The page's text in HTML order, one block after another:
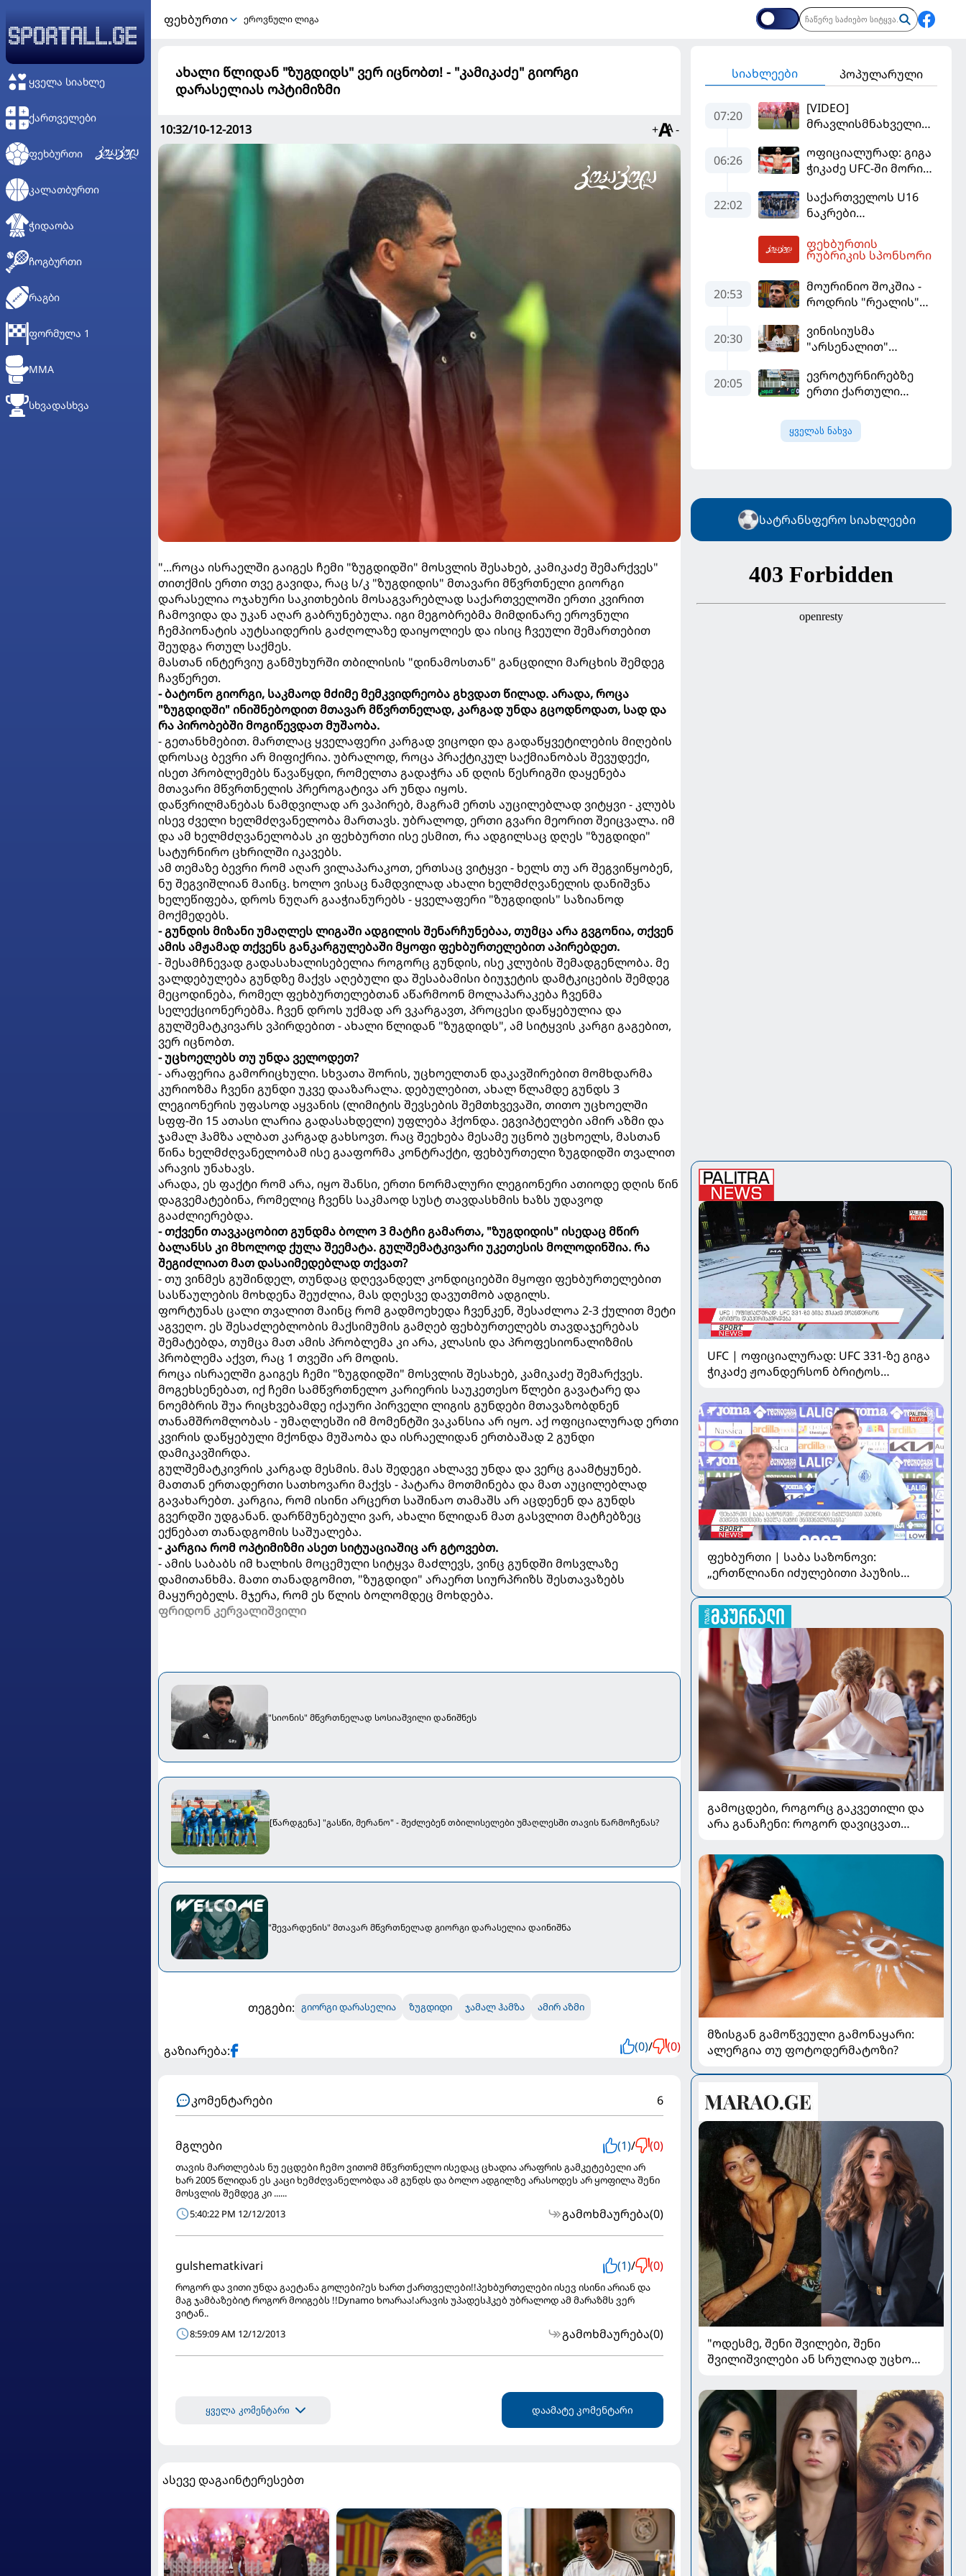
ᲧᲕᲔᲚᲐ ᲡᲘᲐᲮᲚᲔ
ᲥᲐᲠᲗᲕᲔᲚᲔᲑᲘ
ᲤᲔᲮᲑᲣᲠᲗᲘ
ᲙᲐᲚᲐᲗᲑᲣᲠᲗᲘ
ᲭᲘᲓᲐᲝᲑᲐ
ᲩᲝᲒᲑᲣᲠᲗᲘ
ᲠᲐᲒᲑᲘ
ᲤᲝᲠᲛᲣᲚᲐ 1
MMA
ᲡᲮᲕᲐᲓᲐᲡᲮᲕᲐ
ᲤᲔᲮᲑᲣᲠᲗᲘ ეროვნული ლიგა
ახალი წლიდან "ზუგდიდს" ვერ იცნობთ! - "კამიკაძე" გიორგი
დარასელიას ოპტიმიზმი
10:32/10-12-2013 + -
"...როცა ისრაელში გაიგეს ჩემი "ზუგდიდში" მოსვლის შესახებ, კამიკაძე შემარქვეს"
თითქმის ერთი თვე გავიდა, რაც ს/კ "ზუგდიდის" მთავარი მწვრთნელი გიორგი
დარასელია ოჯახური საკითხების მოსაგვარებლად საქართველოში ერთი კვირით
ჩამოვიდა და უკან აღარ გაბრუნებულა. იგი მეგობრებმა მიმდინარე ეროვნული
ჩემპიონატის აუტსაიდერის გაძღოლაზე დაიყოლიეს და ისიც ჩვეული შემართებით
შეუდგა რთულ საქმეს.
მასთან ინტერვიუ განმუხურში თბილისის "დინამოსთან" განცდილი მარცხის შემდეგ
ჩავწერეთ.
- ბატონო გიორგი, საკმაოდ მძიმე მემკვიდრეობა გხვდათ წილად. არადა, როცა
"ზუგდიდში" ინიშნებოდით მთავარ მწვრთნელად, კარგად უნდა გცოდნოდათ, სად და
რა პირობებში მოგიწევდათ მუშაობა.
- გეთანხმებით. მართლაც ყველაფერი კარგად ვიცოდი და გადაწყვეტილების მიღების
დროსაც ბევრი არ მიფიქრია. უბრალოდ, როცა პრაქტიკულ საქმიანობას შევუდექი,
ისეთ პრობლემებს წავაწყდი, რომელთა გადაჭრა ან დღის წესრიგში დაყენება
მთავარი მწვრთნელის პრეროგატივა არ უნდა იყოს.
დაწვრილმანებას ნამდვილად არ ვაპირებ, მაგრამ ერთს აუცილებლად ვიტყვი - კლუბს
ისევ ძველი ხელმძღვანელობა მართავს. უბრალოდ, ერთი გვარი მეორით შეიცვალა. იმ
და ამ ხელმძღვანელობას კი ფეხბურთი ისე ესმით, რა ადგილსაც დღეს "ზუგდიდი"
სატურნირო ცხრილში იკავებს.
ამ თემაზე ბევრი რომ აღარ ვილაპარაკოთ, ერთსაც ვიტყვი - ხელს თუ არ შეგვიწყობენ,
ნუ შეგვიშლიან მაინც. ხოლო ვისაც ნამდვილად ახალი ხელმძღვანელის დანიშვნა
ხელეწიფება, დროს ნუღარ გააჭიანურებს - ყველაფერი "ზუგდიდის" საზიანოდ
მოქმედებს.
- გუნდის მიზანი უმაღლეს ლიგაში ადგილის შენარჩუნებაა, თუმცა არა გვგონია, თქვენ
ამის ამჟამად თქვენს განკარგულებაში მყოფი ფეხბურთელებით აპირებდეთ.
- შესამჩნევად გადასახალისებელია როგორც გუნდის, ისე კლუბის შემადგენლობა. მე
ვალდებულება გუნდზე მაქვს აღებული და შესაბამისი ბიუჯეტის დამტკიცების შემდეგ
მეცოდინება, რომელ ფეხბურთელებთან აწარმოონ მოლაპარაკება ჩვენმა
სელექციონერებმა. ჩვენ დროს უქმად არ ვკარგავთ, პროცესი დაწყებულია და
გულშემატკივარს ვპირდებით - ახალი წლიდან "ზუგდიდს", ამ სიტყვის კარგი გაგებით,
ვერ იცნობთ.
- უცხოელებს თუ უნდა ველოდეთ?
- არაფერია გამორიცხული. სხვათა შორის, უცხოელთან დაკავშირებით მომხდარმა
კურიოზმა ჩვენი გუნდი უკვე დააზარალა. დებულებით, ახალ წლამდე გუნდს 3
ლეგიონერის უფასოდ აყვანის (ლიმიტის შევსების შემთხვევაში, თითო უცხოელში
სფფ-ში 15 ათასი ლარია გადასახდელი) უფლება ჰქონდა. ეგვიპტელები ამირ აზმი და
ჯამალ ჰამზა ალბათ კარგად გახსოვთ. რაც შეეხება მესამე უცნობ უცხოელს, მასთან
წინა ხელმძღვანელობამ ისე გააფორმა კონტრაქტი, ფეხბურთელი ზუგდიდში თვალით
არავის უნახავს.
არადა, ეს ფაქტი რომ არა, იყო შანსი, ერთი ნორმალური ლეგიონერი ათიოდე დღის წინ
დაგვემატებინა, რომელიც ჩვენს საკმაოდ სუსტ თავდასხმის ხაზს უდავოდ
გააძლიერებდა.
- თქვენი თავკაცობით გუნდმა ბოლო 3 მატჩი გამართა, "ზუგდიდის" ისედაც მწირ
ბალანსს კი მხოლოდ ქულა შეემატა. გულშემატკივარი უკეთესის მოლოდინშია. რა
შეგიძლიათ მათ დასაიმედებლად თქვათ?
- თუ ვინმეს გუშინდელ, თუნდაც დღევანდელ კონდიციებში მყოფი ფეხბურთელებით
სასწაულების მოხდენა შეუძლია, მას დღესვე დავუთმობ ადგილს.
ფორტუნას ცალი თვალით მაინც რომ გადმოეხედა ჩვენკენ, შესაძლოა 2-3 ქულით მეტი
აგვეღო. ეს შესაძლებლობის მაქსიმუმის გამღებ ფეხბურთელებს თავდაჯერებას
შემატებდა, თუმცა მათ ამის პრობლემა კი არა, კლასის და პროფესიონალიზმის
პრობლემა აქვთ, რაც 1 თვეში არ მოდის.
როცა ისრაელში გაიგეს ჩემი "ზუგდიდში" მოსვლის შესახებ, კამიკაძე შემარქვეს.
მოგეხსენებათ, იქ ჩემი სამწვრთნელო კარიერის საუკეთესო წლები გავატარე და
ნოემბრის შუა რიცხვებამდე იქაური პირველი ლიგის გუნდები მთავაზობდნენ
თანამშრომლობას - უმაღლესში იმ მომენტში ვაკანსია არ იყო. აქ ოფიციალურად ერთი
კვირის დაწყებული მქონდა მუშაობა და ისრაელიდან ერთბაშად 2 გუნდი
დამიკავშირდა.
გულშემატკივრის კარგად მესმის. მას შედეგი ახლავე უნდა და ვერც გაამტყუნებ.
მათთან ერთადერთი სათხოვარი მაქვს - პატარა მოთმინება და მათ აუცილებლად
გავახარებთ. კარგია, რომ ისინი არცერთ საშინაო თამაშს არ აცდენენ და გუნდს
გვერდში უდგანან. დარწმუნებული ვარ, ახალი წლიდან მათ გასვლით მატჩებზეც
ექნებათ თანადგომის საშუალება.
- კარგია რომ ოპტიმიზმი ასეთ სიტუაციაშიც არ გტოვებთ.
- ამის საბაბს იმ ხალხის მოცემული სიტყვა მაძლევს, ვინც გუნდში მოსვლაზე
დამითანხმა. მათი თანადგომით, "ზუგდიდი" არაერთ სიურპრიზს შესთავაზებს
მაყურებელს. მჯერა, რომ ეს წლის ბოლომდეც მოხდება.
ფრიდონ კერვალიშვილი
"სიონის" მწვრთნელად სოსიაშვილი დანიშნეს
[წარდგენა] "გასწი, მერანო" - შეძლებენ თბილისელები უმაღლესში თავის წარმოჩენას?
"შევარდენის" მთავარ მწვრთნელად გიორგი დარასელია დაინიშნა
თეგები: გიორგი დარასელია ზუგდიდი ჯამალ ჰამზა ამირ აზმი
გაზიარება: (0)/ (0)
კომენტარები 6
მგლები (1)/ (0)
თავის მართლებას ნუ ეცდები ჩემო ვითომ მწვრთნელო ისედაც ცხადია არაფრის გამკეტებელი არ
ხარ 2005 წლიდან ეს კაცი ხემძღვანელობდა ამ გუნდს და ბოლო ადგილზე არასოდეს არ ყოფილა შენი
მოსვლის შემდეგ კი ......
5:40:22 PM 12/12/2013
გამოხმაურება(0)
gulshematkivari (1)/ (0)
როგორ და ვითი უნდა გაეტანა გოლები?ეს ხართ ქართველები!!პეხბურთელები ისევ ისინი არიან და
მაგ ჯამბაზებიტ როგორ მოიგებს !!Dynamo ხოარაა!არავის უპადესჰკებ უბრალოდ ამ მარაზმს ვერ
ვიტან..
8:59:09 AM 12/12/2013
გამოხმაურება(0)
ყველა კომენტარი დაამატე კომენტარი
ასევე დაგაინტერესებთ
სიახლეები პოპულარული
07:20
[VIDEO]
მრავლისმნახველი
ჩააგდეს - რა
ხდებოდა ტრაბზონში
ფეხბურთელის
წარდგენისას
06:26
ოფიციალურად: გიგა
ჭიკაძე UFC-ში მორიგ
სექტემბერში
გამართავს
22:02
საქართველოს U16
ნაკრები
ფინალურ ეტაპზე – A
დივიზიონში
ფეხბურთის
რუბრიკის სპონსორი
20:53
მოურინიო შოკშია -
როდრის "რეალის"
და "ბარსელონაში"
გადადის
20:30
ვინისიუსმა
"არსენალით"
გამოიყენა და
"რეალთან"
მომგებიანად
გააგრძელა
20:05
ევროტურნირებზე
ერთი ქართული
ყველას ნახვა
სატრანსფერო სიახლეები
UFC | ოფიციალურად: UFC 331-ზე გიგა
ჭიკაძე ჟოანდერსონ ბრიტოს
ფეხბურთი | საბა საზონოვი:
„ერთწლიანი იძულებითი პაუზის
მნიშვნელოვანია“
გამოცდები, როგორც გაკვეთილი და
არა განაჩენი: როგორ დავიცვათ
მომავალი
მზისგან გამოწვეული გამონაყარი:
ალერგია თუ ფოტოდერმატოზი?
"ოდესმე, შენი შვილები, შენი
შვილიშვილები ან სრულიად უცხო
პორტრეტს...." - რას წერს მარი ნაკანი
კრისტი ყიფშიძეზე